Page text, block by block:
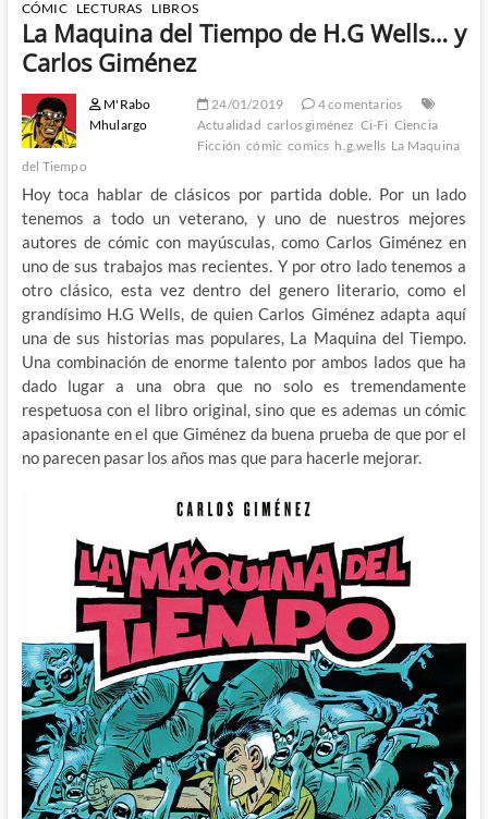
CÓMIC LECTURAS LIBROS
La Maquina del Tiempo de H.G Wells… y
Carlos Giménez
M'Rabo
Mhulargo
24/01/2019
4 comentarios
Actualidad carlos giménez Ci-Fi Ciencia
Ficción cómic comics h.g.wells La Maquina
del Tiempo
Hoy toca hablar de clásicos por partida doble. Por un lado
tenemos a todo un veterano, y uno de nuestros mejores
autores de cómic con mayúsculas, como Carlos Giménez en
uno de sus trabajos mas recientes. Y por otro lado tenemos a
otro clásico, esta vez dentro del genero literario, como el
grandísimo H.G Wells, de quien Carlos Giménez adapta aquí
una de sus historias mas populares, La Maquina del Tiempo.
Una combinación de enorme talento por ambos lados que ha
dado lugar a una obra que no solo es tremendamente
respetuosa con el libro original, sino que es ademas un cómic
apasionante en el que Giménez da buena prueba de que por el
no parecen pasar los años mas que para hacerle mejorar.